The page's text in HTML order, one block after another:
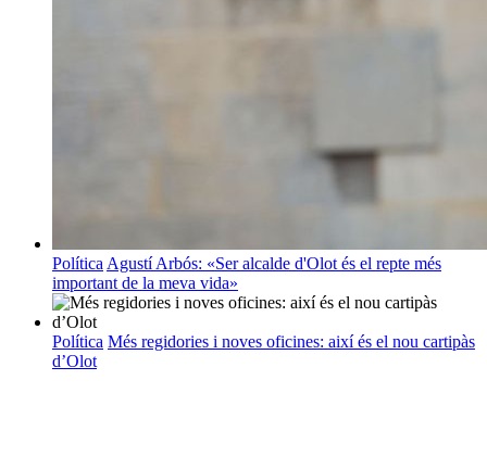
Política Agustí Arbós: «Ser alcalde d'Olot és el repte més
important de la meva vida»
Política Més regidories i noves oficines: així és el nou cartipàs
d’Olot